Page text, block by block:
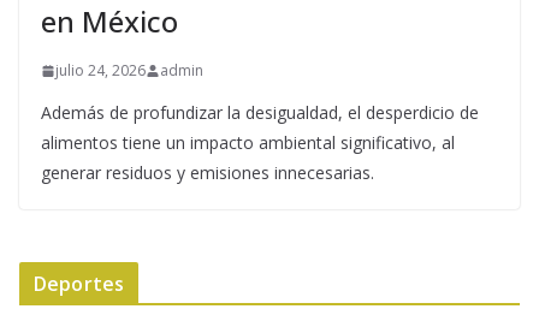
en México
julio 24, 2026 admin
Además de profundizar la desigualdad, el desperdicio de
alimentos tiene un impacto ambiental significativo, al
generar residuos y emisiones innecesarias.
Deportes